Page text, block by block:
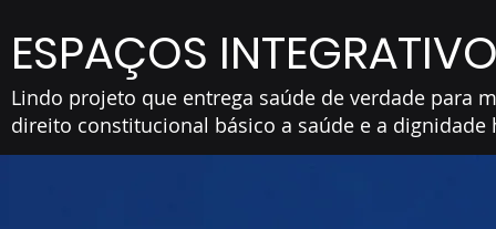
ESPAÇOS
Lindo projeto que entrega saúde de verdade para
direito constitucional básico a saúde e a dignidade